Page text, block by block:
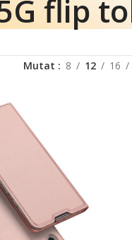
flip
Mutat 8 12 16